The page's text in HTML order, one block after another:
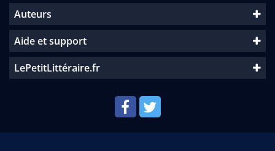
Auteurs
Aide et support
LePetitLittéraire.fr